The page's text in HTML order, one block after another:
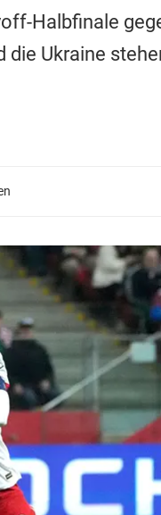
Halbfinale
die Ukraine